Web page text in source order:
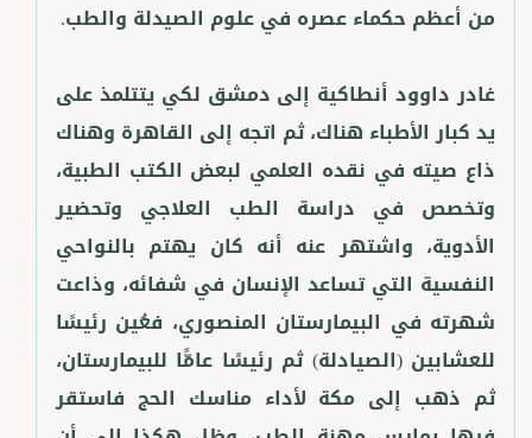
غادر داوود أنطاكية إلى دمشق لكي يتتلمذ على
يد كبار الأطباء هناك، ثم اتجه إلى القاهرة وهناك
ذاع صيته في نقده العلمي لبعض الكتب الطبية،
وتخصص في دراسة الطب العلاجي وتحضير
الأدوية، واشتهر عنه أنه كان يهتم بالنواحي
النفسية التي تساعد الإنسان في شفائه، وذاعت
شهرته في البيمارستان المنصوري، فعُين رئيسًا
للعشابين (الصيادلة) ثم رئيسًا عامًّا للبيمارستان،
ثم ذهب إلى مكة لأداء مناسك الحج فاستقر